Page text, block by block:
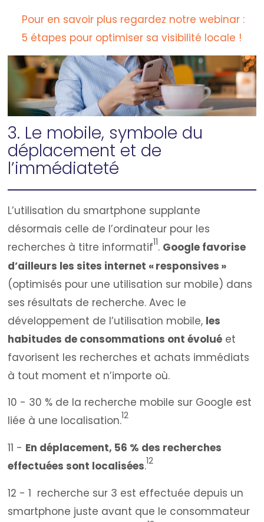
Pour en savoir plus regardez notre webinar :
5 étapes pour optimiser sa visibilité locale !
3. Le mobile, symbole du
déplacement et de
l’immédiateté
L’utilisation du smartphone supplante
désormais celle de l’ordinateur pour les
recherches à titre informatif11. Google favorise
d’ailleurs les sites internet « responsives »
(optimisés pour une utilisation sur mobile) dans
ses résultats de recherche. Avec le
développement de l’utilisation mobile, les
habitudes de consommations ont évolué et
favorisent les recherches et achats immédiats
à tout moment et n’importe où.
10 - 30 % de la recherche mobile sur Google est
liée à une localisation.12
11 - En déplacement, 56 % des recherches
effectuées sont localisées.12
12 - 1 recherche sur 3 est effectuée depuis un
smartphone juste avant que le consommateur